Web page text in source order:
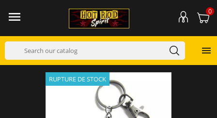
 0

RUPTURE DE STOCK